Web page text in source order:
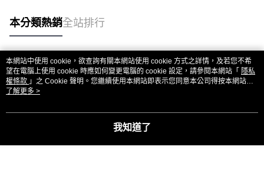
本分類熱銷全站排行
熱門標籤
本網站中使用 cookie，欲查詢有關本網站使用 cookie 方式之詳情，及若您不希
望在電腦上使用 cookie 時應如何變更電腦的 cookie 設定，請參閱本網站「 隱私
權條款 」之 Cookie 聲明。您繼續使用本網站即表示您同意本公司得按本網站使
用條款之 Cookie 聲明使用 cookie。
了解更多 >
我知道了